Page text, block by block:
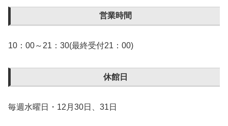
営業時間
10：00～21：30(最終受付21：00)
休館日
毎週水曜日・12月30日、31日